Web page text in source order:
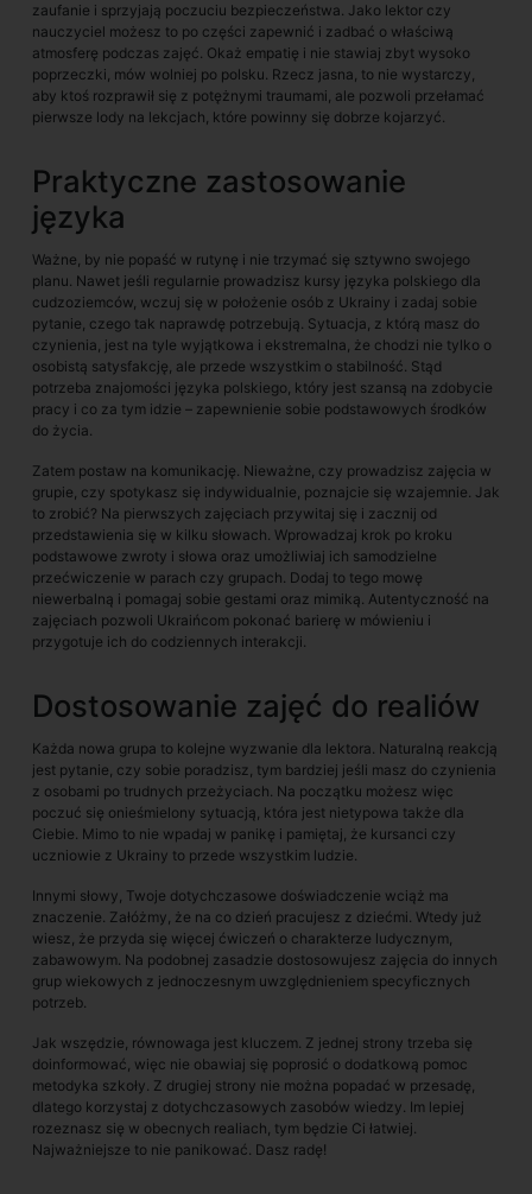
zaufanie i sprzyjają poczuciu bezpieczeństwa. Jako lektor czy
nauczyciel możesz to po części zapewnić i zadbać o właściwą
atmosferę podczas zajęć. Okaż empatię i nie stawiaj zbyt wysoko
poprzeczki, mów wolniej po polsku. Rzecz jasna, to nie wystarczy,
aby ktoś rozprawił się z potężnymi traumami, ale pozwoli przełamać
pierwsze lody na lekcjach, które powinny się dobrze kojarzyć.
Praktyczne zastosowanie
języka
Ważne, by nie popaść w rutynę i nie trzymać się sztywno swojego
planu. Nawet jeśli regularnie prowadzisz kursy języka polskiego dla
cudzoziemców, wczuj się w położenie osób z Ukrainy i zadaj sobie
pytanie, czego tak naprawdę potrzebują. Sytuacja, z którą masz do
czynienia, jest na tyle wyjątkowa i ekstremalna, że chodzi nie tylko o
osobistą satysfakcję, ale przede wszystkim o stabilność. Stąd
potrzeba znajomości języka polskiego, który jest szansą na zdobycie
pracy i co za tym idzie – zapewnienie sobie podstawowych środków
do życia.
Zatem postaw na komunikację. Nieważne, czy prowadzisz zajęcia w
grupie, czy spotykasz się indywidualnie, poznajcie się wzajemnie. Jak
to zrobić? Na pierwszych zajęciach przywitaj się i zacznij od
przedstawienia się w kilku słowach. Wprowadzaj krok po kroku
podstawowe zwroty i słowa oraz umożliwiaj ich samodzielne
przećwiczenie w parach czy grupach. Dodaj to tego mowę
niewerbalną i pomagaj sobie gestami oraz mimiką. Autentyczność na
zajęciach pozwoli Ukraińcom pokonać barierę w mówieniu i
przygotuje ich do codziennych interakcji.
Dostosowanie zajęć do realiów
Każda nowa grupa to kolejne wyzwanie dla lektora. Naturalną reakcją
jest pytanie, czy sobie poradzisz, tym bardziej jeśli masz do czynienia
z osobami po trudnych przeżyciach. Na początku możesz więc
poczuć się onieśmielony sytuacją, która jest nietypowa także dla
Ciebie. Mimo to nie wpadaj w panikę i pamiętaj, że kursanci czy
uczniowie z Ukrainy to przede wszystkim ludzie.
Innymi słowy, Twoje dotychczasowe doświadczenie wciąż ma
znaczenie. Załóżmy, że na co dzień pracujesz z dziećmi. Wtedy już
wiesz, że przyda się więcej ćwiczeń o charakterze ludycznym,
zabawowym. Na podobnej zasadzie dostosowujesz zajęcia do innych
grup wiekowych z jednoczesnym uwzględnieniem specyficznych
potrzeb.
Jak wszędzie, równowaga jest kluczem. Z jednej strony trzeba się
doinformować, więc nie obawiaj się poprosić o dodatkową pomoc
metodyka szkoły. Z drugiej strony nie można popadać w przesadę,
dlatego korzystaj z dotychczasowych zasobów wiedzy. Im lepiej
rozeznasz się w obecnych realiach, tym będzie Ci łatwiej.
Najważniejsze to nie panikować. Dasz radę!